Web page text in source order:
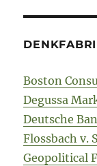
Boston
Degussa
Deutsche
Flossbach v.
Geopolitical